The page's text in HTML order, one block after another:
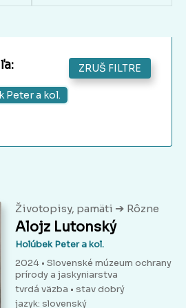
ZRUŠ FILTRE
Peter a kol.
Životopisy, pamäti ➔ Rôzne
Alojz Lutonský
Holúbek Peter a kol.
2024 • Slovenské múzeum ochrany
prírody a jaskyniarstva
tvrdá väzba • stav dobrý
jazyk: slovenský